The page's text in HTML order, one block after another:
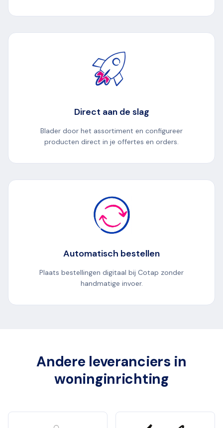
Direct aan de slag
Blader door het assortiment en configureer
producten direct in je offertes en orders.
Automatisch bestellen
Plaats bestellingen digitaal bij Cotap zonder
handmatige invoer.
Andere leveranciers in
woninginrichting